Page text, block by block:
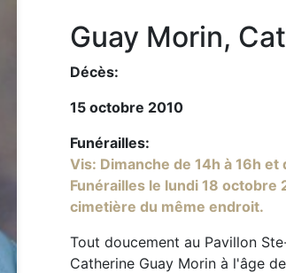
Guay Morin,
Décès:
15 octobre 2010
Funérailles:
Vis: Dimanche de 14h à 16h
Funérailles le lundi 18 octobre
cimetière du même endroit.
Tout doucement au Pavillon
Catherine Guay Morin à l'âge